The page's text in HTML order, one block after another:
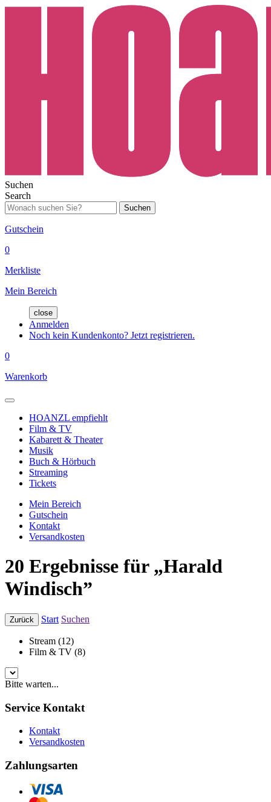
Suchen
Search
Suchen
Gutschein
0
Merkliste
Mein Bereich
close
Anmelden
Noch kein Kundenkonto? Jetzt registrieren.
0
Warenkorb
HOANZL empfiehlt
Film & TV
Kabarett & Theater
Musik
Buch & Hörbuch
Streaming
Tickets
Mein Bereich
Gutschein
Kontakt
Versandkosten
20 Ergebnisse für „Harald
Windisch”
Zurück Start Suchen
Stream (12)
Film & TV (8)
Bitte warten...
Service Kontakt
Kontakt
Versandkosten
Zahlungsarten